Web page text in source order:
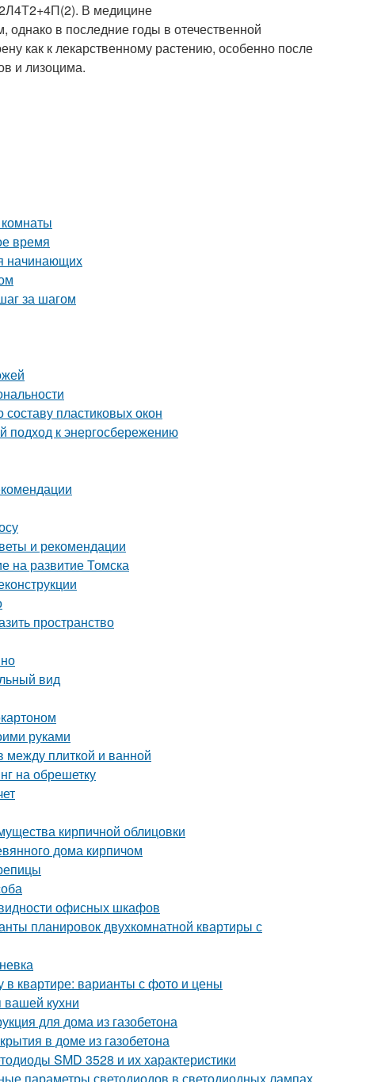
В медицине
в последние годы в отечественной
как к лекарственному растению, особенно после
и лизоцима.
время
начинающих
за шагом
пластиковых окон
подход к энергосбережению
и рекомендации
на развитие Томска
пространство
вид
руками
между плиткой и ванной
на обрешетку
кирпичной облицовки
дома кирпичом
офисных шкафов
планировок двухкомнатной квартиры с
в квартире: варианты с фото и цены
кухни
для дома из газобетона
в доме из газобетона
SMD 3528 и их характеристики